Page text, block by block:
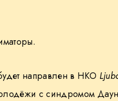
направлен в НКО
с синдромом